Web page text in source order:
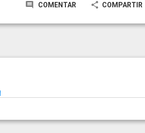
COMENTAR COMPARTIR